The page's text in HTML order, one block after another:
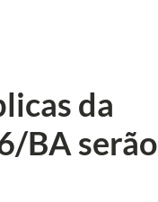
da
BA serão